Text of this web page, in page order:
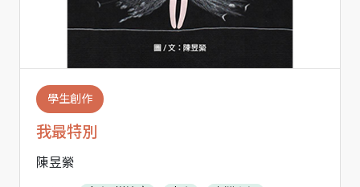
學生創作
我最特別
陳昱縈